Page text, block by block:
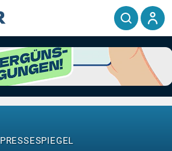
PRESSESPIEGEL